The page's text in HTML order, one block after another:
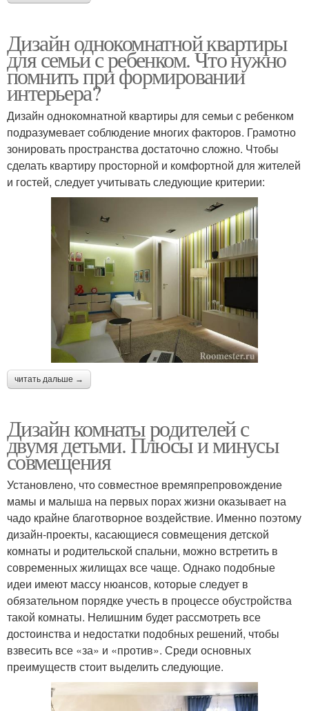
Дизайн однокомнатной квартиры
для семьи с ребенком. Что нужно
помнить при формировании
интерьера?
Дизайн однокомнатной квартиры для семьи с ребенком
подразумевает соблюдение многих факторов. Грамотно
зонировать пространства достаточно сложно. Чтобы
сделать квартиру просторной и комфортной для жителей
и гостей, следует учитывать следующие критерии:
читать дальше →
Дизайн комнаты родителей с
двумя детьми. Плюсы и минусы
совмещения
Установлено, что совместное времяпрепровождение
мамы и малыша на первых порах жизни оказывает на
чадо крайне благотворное воздействие. Именно поэтому
дизайн-проекты, касающиеся совмещения детской
комнаты и родительской спальни, можно встретить в
современных жилищах все чаще. Однако подобные
идеи имеют массу нюансов, которые следует в
обязательном порядке учесть в процессе обустройства
такой комнаты. Нелишним будет рассмотреть все
достоинства и недостатки подобных решений, чтобы
взвесить все «за» и «против». Среди основных
преимуществ стоит выделить следующие.